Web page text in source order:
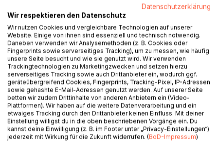
1940 verlässt die Familie Hamburg, geht nach München und
von dort aus in ein kleines Bergbauerndorf in Tirol. Der
Vater ist im Krieg in Russland, wird später als vermisst
erklärt und kehrt aus dem Krieg nicht mehr zurück. Der
Bruder verliert ein Auge. Das Haus, in dem die Familie in
Hamburg lebt, wird zerbombt.
1945 Kriegsende. Die Familie zieht nach München und kann
bei den Großeltern väterlicherseits leben. Einschulung in
die Grundschule in München. Nach drei Jahren kommen
beide Kinder in die Rudolf Steiner Schule. Die Mutter
beginnt sich in ihrem Beruf als Fotografin ein Geschäft
aufzubauen.
1949 kehrt die Tochter der Großeltern aus den USA zurück.
Sie ist Primaballerina und bekommt an der Münchner
Datenschutzerklärung
Wir respektieren den Datenschutz
Wir nutzen Cookies und vergleichbare Technologien auf unserer
Website. Einige von ihnen sind essenziell und technisch notwendig.
Daneben verwenden wir Analysemethoden (z. B. Cookies oder
Fingerprints sowie serverseitiges Tracking), um zu messen, wie häufig
unsere Seite besucht und wie sie genutzt wird. Wir verwenden
Trackingtechnologien zu Marketingzwecken und setzen hierzu
serverseitiges Tracking sowie auch Drittanbieter ein, wodurch ggf.
geräteübergreifend Cookies, Fingerprints, Tracking-Pixel, IP-Adressen
sowie gehashte E-Mail-Adressen genutzt werden. Auf unserer Seite
betten wir zudem Drittinhalte von anderen Anbietern ein (Video-
Plattformen). Wir haben auf die weitere Datenverarbeitung und ein
etwaiges Tracking durch den Drittanbieter keinen Einfluss. Mit deiner
Einstellung willigst du in die oben beschriebenen Vorgänge ein. Du
kannst deine Einwilligung (z. B. im Footer unter „Privacy-Einstellungen“)
jederzeit mit Wirkung für die Zukunft widerrufen. (BoD-Impressum)